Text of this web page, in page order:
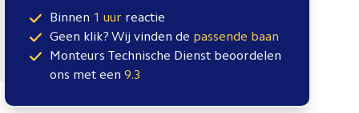
Binnen 1 uur reactie
Geen klik? Wij vinden de passende baan
Monteurs Technische Dienstbeoordelen
ons met een 9.3